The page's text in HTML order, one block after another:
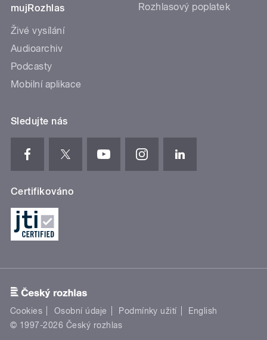
mujRozhlas
Živé vysílání
Audioarchiv
Podcasty
Mobilní aplikace
Rozhlasový poplatek
Sledujte nás
Certifikováno
Cookies Osobní údaje Podmínky užití
English
© 1997-2026 Český rozhlas